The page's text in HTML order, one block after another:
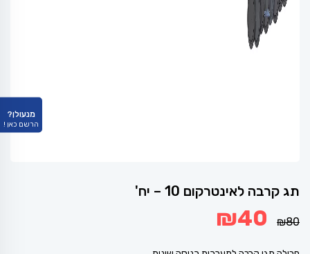
תג קרבה לאינטרקום 10 – יח'
₪80
המחיר
המקורי
₪40
מנעולן?
הרשם כאן !